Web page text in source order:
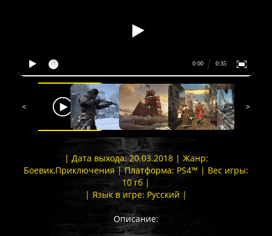
< >
| Дата выхода: 20.03.2018 | Жанр:
Боевик,Приключения | Платформа: PS4™ | Вес игры:
10 гб |
| Язык в игре: Русский |
Описание: